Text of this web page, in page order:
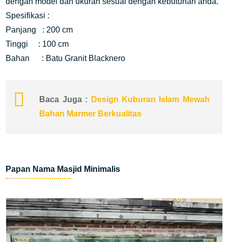
Spesifikasi :
Panjang : 200 cm
Tinggi : 100 cm
Bahan : Batu Granit Blacknero
Baca Juga :
Design Kuburan Islam Mewah
Bahan Marmer Berkualitas
Papan Nama Masjid Minimalis